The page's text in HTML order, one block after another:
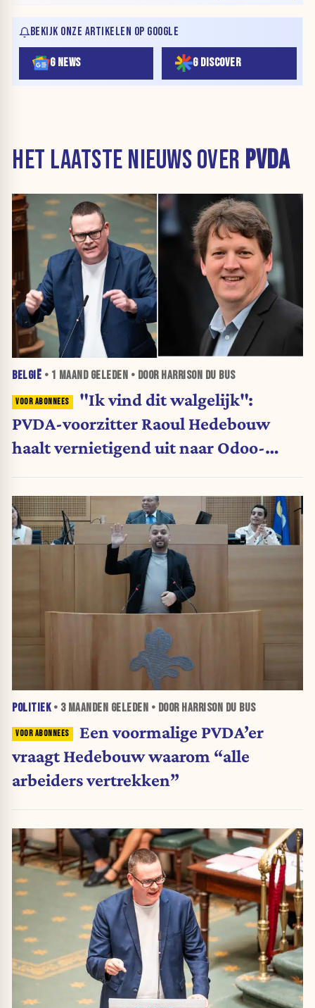
BEKIJK ONZE ARTIKELEN OP GOOGLE
G NEWS G DISCOVER
HET LAATSTE NIEUWS OVER PVDA
BELGIË • 1 MAANDGELEDEN • DOOR HARRISON DU BUS
"Ik vind dit walgelijk":
PVDA-voorzitter Raoul Hedebouw
haalt vernietigend uit naar Odoo-
POLITIEK• 3 MAANDEN GELEDEN • DOOR HARRISON DU BUS
Een voormalige PVDA’er
vraagt Hedebouw waarom “alle
arbeiders vertrekken”